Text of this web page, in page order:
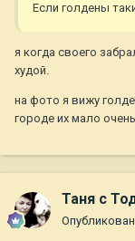
Если голдены
я когда своего
худой.
на фото я вижу
городе их мало
Таня с